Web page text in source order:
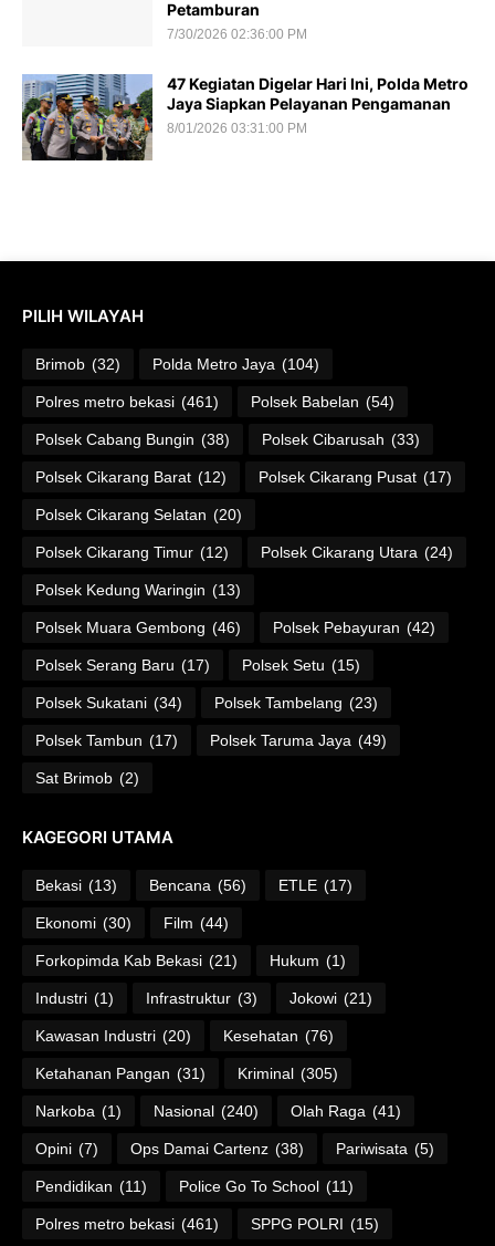
Petamburan
7/30/2026 02:36:00 PM
47 Kegiatan Digelar Hari Ini, Polda Metro
Jaya Siapkan Pelayanan Pengamanan
8/01/2026 03:31:00 PM
PILIH WILAYAH
Brimob (32) Polda Metro Jaya (104)
Polres metro bekasi (461) Polsek Babelan (54)
Polsek Cabang Bungin (38) Polsek Cibarusah (33)
Polsek Cikarang Barat (12) Polsek Cikarang Pusat (17)
Polsek Cikarang Selatan (20)
Polsek Cikarang Timur (12) Polsek Cikarang Utara (24)
Polsek Kedung Waringin (13)
Polsek Muara Gembong (46) Polsek Pebayuran (42)
Polsek Serang Baru (17) Polsek Setu (15)
Polsek Sukatani (34) Polsek Tambelang (23)
Polsek Tambun (17) Polsek Taruma Jaya (49)
Sat Brimob (2)
KAGEGORI UTAMA
Bekasi (13) Bencana (56) ETLE (17)
Ekonomi (30) Film (44)
Forkopimda Kab Bekasi (21) Hukum (1)
Industri (1) Infrastruktur (3) Jokowi (21)
Kawasan Industri (20) Kesehatan (76)
Ketahanan Pangan (31) Kriminal (305)
Narkoba (1) Nasional (240) Olah Raga (41)
Opini (7) Ops Damai Cartenz (38) Pariwisata (5)
Pendidikan (11) Police Go To School (11)
Polres metro bekasi (461) SPPG POLRI (15)